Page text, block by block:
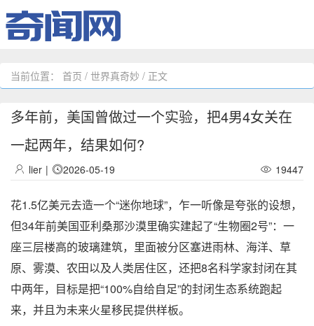
当前位置： 首页 / 世界真奇妙 / 正文
多年前，美国曾做过一个实验，把4男4女关在
一起两年，结果如何?
lier | 2026-05-19 19447
花1.5亿美元去造一个“迷你地球”，乍一听像是夸张的设想，
但34年前美国亚利桑那沙漠里确实建起了“生物圈2号”：一
座三层楼高的玻璃建筑，里面被分区塞进雨林、海洋、草
原、雾漠、农田以及人类居住区，还把8名科学家封闭在其
中两年，目标是把“100%自给自足”的封闭生态系统跑起
来，并且为未来火星移民提供样板。